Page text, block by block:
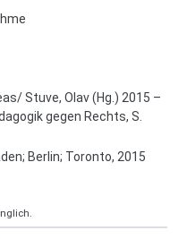
Stuve, Olav (Hg.) 2015 –
gegen Rechts, S.
Berlin; Toronto, 2015